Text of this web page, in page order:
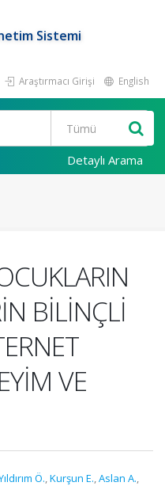
Sistemi
Araştırmacı Girişi English
Detaylı Arama
BİLİNÇLİ
VE
Ö.,Kurşun E.,Aslan A.,